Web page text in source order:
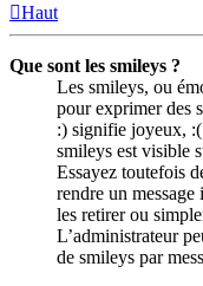
Haut
Que sont les smileys ?
Les smileys, ou
pour exprimer des
:) signifie joyeux,
smileys est visible
Essayez toutefois
rendre un
les retirer ou
L’administrateur
de smileys par